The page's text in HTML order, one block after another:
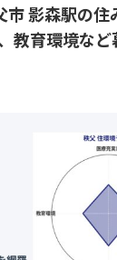
市 影森駅の住
教育環境など